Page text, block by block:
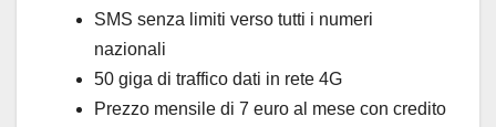
SMS senza limiti verso tutti i numeri
nazionali
50 giga di traffico dati in rete 4G
Prezzo mensile di 7 euro al mese con credito